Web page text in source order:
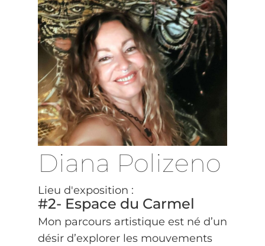
Diana Polizeno
Lieu d'exposition :
#2- Espace du Carmel
Mon parcours artistique est né d’un
désir d’explorer les mouvements